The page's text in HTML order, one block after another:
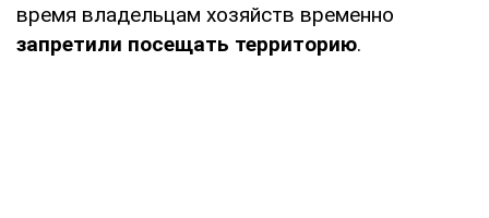
время владельцам хозяйств временно
запретили посещать территорию.